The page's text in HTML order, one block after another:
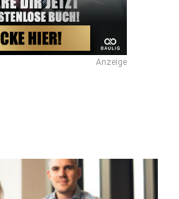
Anzeige